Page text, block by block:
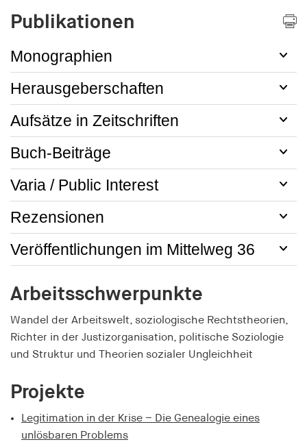
Publikationen
Monographien
Herausgeberschaften
Aufsätze in Zeitschriften
Buch-Beiträge
Varia / Public Interest
Rezensionen
Veröffentlichungen im Mittelweg 36
Arbeitsschwerpunkte
Wandel der Arbeitswelt, soziologische Rechtstheorien,
Richter in der Justizorganisation, politische Soziologie
und Struktur und Theorien sozialer Ungleichheit
Projekte
Legitimation in der Krise – Die Genealogie eines
unlösbaren Problems
Wird verwendet, um Benutzer im Rahmen des
Cookie Laufzeit:
1 Jahr
RTBUserId-Plain
EASYMedia GmbH
Zweck:
Real-Time-Bidding (RTB) zu identifizieren
1 Jahr
i18next
Anbieter:
EASYMedia GmbH
Zweck:
Nutzers zu speichern
Cookie Laufzeit: